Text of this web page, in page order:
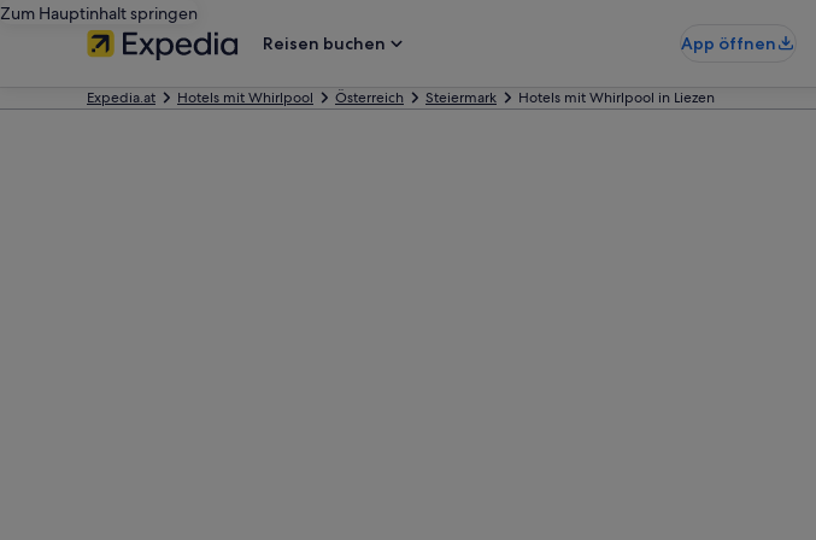
Zum Hauptinhalt springen
Reisen buchen
App öffnen
Expedia.at Hotels mit Whirlpool Österreich Steiermark Hotels mit Whirlpool in Liezen